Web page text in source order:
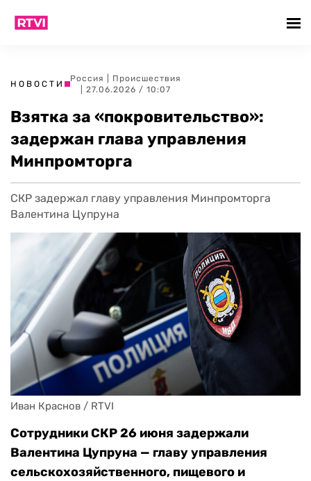
НОВОСТИ
Россия
Происшествия
| 27.06.2026 / 10:07
Взятка за «покровительство»:
задержан глава управления
Минпромторга
СКР задержал главу управления Минпромторга
Валентина Цупруна
Иван Краснов / RTVI
Сотрудники СКР 26 июня задержали
Валентина Цупруна — главу управления
сельскохозяйственного, пищевого и